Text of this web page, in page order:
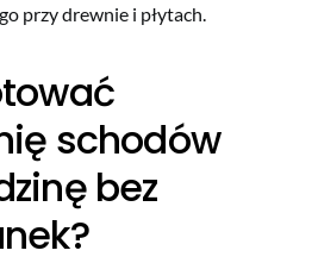
przy drewnie i płytach.
schodów
bez